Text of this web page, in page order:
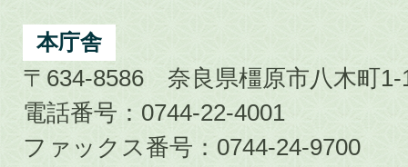
City
本庁舎
〒634-8586 奈良県橿原市八木町1-
電話番号：0744-22-4001
ファックス番号：0744-24-9700